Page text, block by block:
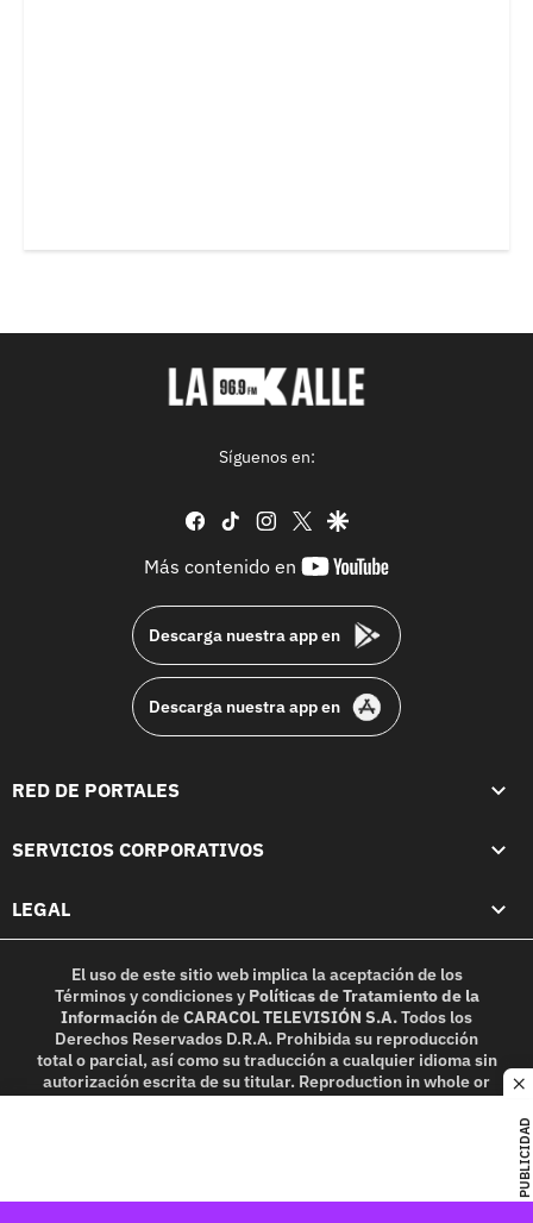
PUBLICIDAD
Síguenos en:
facebook
tiktok instagram
twittergoogle
Más contenido en
youtube-
Descarga nuestra app en
Descarga nuestra app en
RED DE PORTALES
SERVICIOS CORPORATIVOS
LEGAL
El uso de este sitio web implica la aceptación de los
Términos y condicionesy Políticas de Tratamiento de la
InformacióndeCARACOL TELEVISIÓN S.A.Todos los
Derechos Reservados D.R.A. Prohibida su reproducción
total o parcial, así como su traducción a cualquier idioma sin
autorización escrita de su titular. Reproduction in whole or
in part, or translation without written permission is